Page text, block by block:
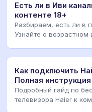
Есть ли в Иви
контенте 18+
Разбираем, есть ли в
Узнайте о возрастном
Как подключить
Полная инструкция
Подробный гайд по
телевизора Haier к